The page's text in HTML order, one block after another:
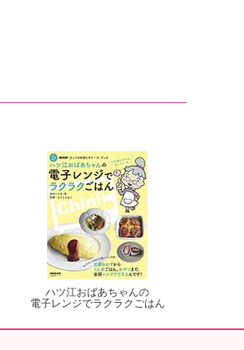
ハツ江おばあちゃんの
電子レンジでラクラクごはん